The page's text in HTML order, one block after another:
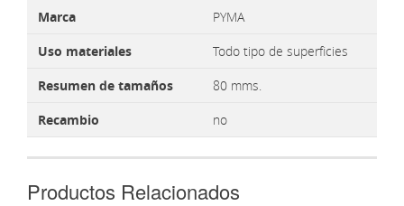
Marca
PYMA
Uso materiales
Todo tipo de superficies
Resumen de tamaños
80 mms.
Recambio
no
Productos Relacionados